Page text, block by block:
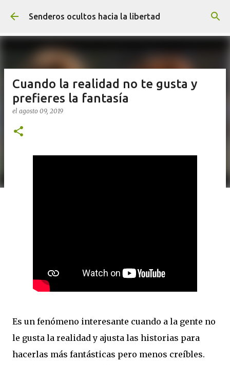
Ir al contenido principal
Senderos ocultos hacia la libertad
Cuando la realidad no te gusta y
prefieres la fantasía
el agosto 09, 2019
Es un fenómeno interesante cuando a la gente no
le gusta la realidad y ajusta las historias para
hacerlas más fantásticas pero menos creíbles.